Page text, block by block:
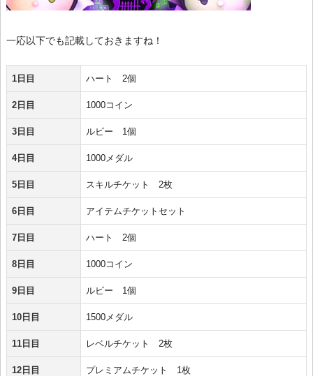
一応以下でも記載しておきますね！
1日目 ハート 2個
2日目 1000コイン
3日目 ルビー 1個
4日目 1000メダル
5日目 スキルチケット 2枚
6日目 アイテムチケットセット
7日目 ハート 2個
8日目 1000コイン
9日目 ルビー 1個
10日目 1500メダル
11日目 レベルチケット 2枚
12日目 プレミアムチケット 1枚